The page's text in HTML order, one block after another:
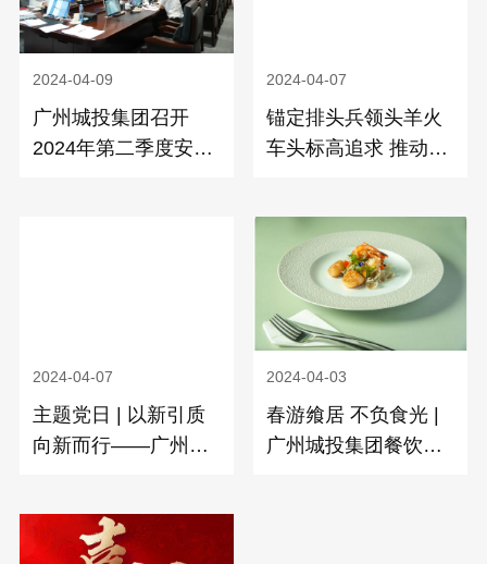
2024-04-09
广州城投集团召开
2024年第二季度安全
2024-04-07
锚定排头兵领头羊火
车头标高追求 推动思
实——广州城投集团
党委开展理论学习中
心组学习
2024-04-07
主题党日 | 以新引质
向新而行——广州城
日活动
2024-04-03
春游飨居 不负食光 |
广州城投集团餐饮美